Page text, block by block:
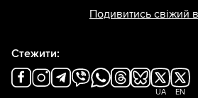
Подивитись свіжий
Стежити:
UA EN